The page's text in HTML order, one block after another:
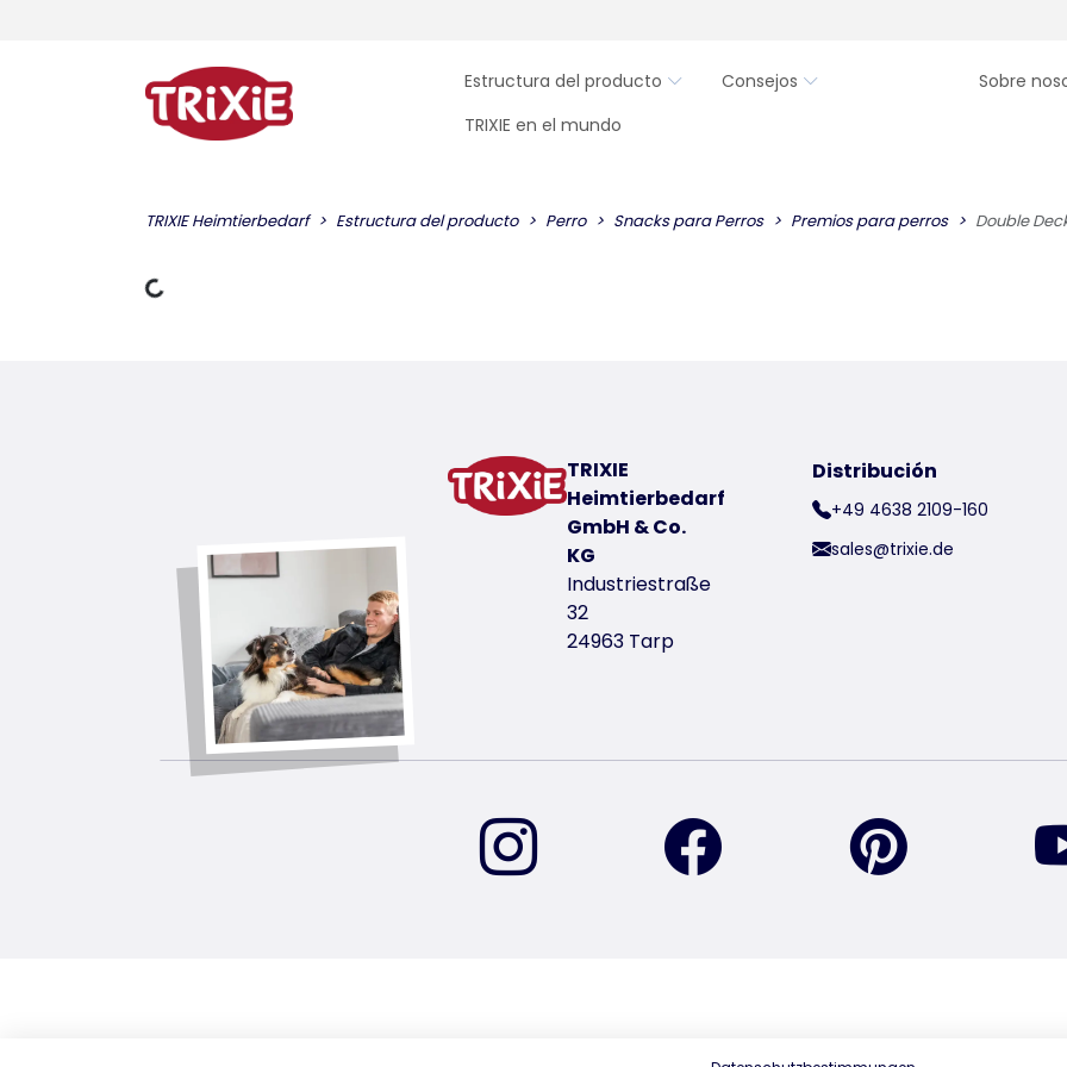
Estructura del producto Consejos
Sobre
TRIXIE en el mundo
TRIXIE Heimtierbedarf Estructura del producto Perro Snacks para Perros Premios para perros Double
TRIXIE
Heimtierbedarf
GmbH & Co.
KG
Industriestraße
32
24963 Tarp
Distribución
+49 4638 2109-160
sales@trixie.de
encuéntranos en Instagramencuéntranos en Facebook